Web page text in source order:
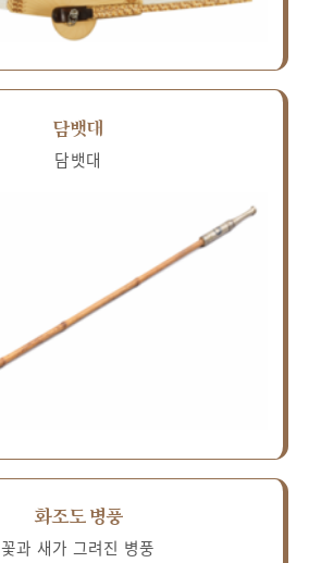
담뱃대
담뱃대
화조도 병풍
꽃과 새가 그려진 병풍